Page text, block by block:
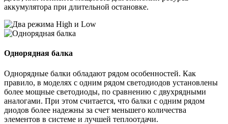
аккумулятора при длительной остановке.
Однорядная балка
Однорядные балки обладают рядом особенностей. Как
правило, в моделях с одним рядом светодиодов установлены
более мощные светодиоды, по сравнению с двухрядными
аналогами. При этом считается, что балки с одним рядом
диодов более надежны за счет меньшего количества
элементов в системе и лучшей теплоотдачи.